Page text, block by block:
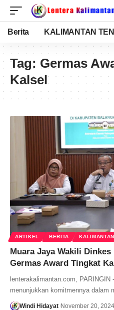
Berita KALIMANTAN
Tag: Germas
Kalsel
ARTIKEL BERITA
Muara Jaya Wakili
Germas Award Tingkat
lenterakalimantan.com,
menunjukkan komitmennya dalam
Windi Hidayat November 20, 2024